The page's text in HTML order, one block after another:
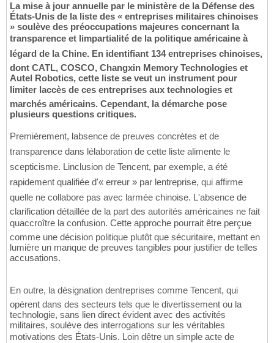
La mise à jour annuelle par le ministère de la Défense des
États-Unis de la liste des « entreprises militaires chinoises
» soulève des préoccupations majeures concernant la
transparence et limpartialité de la politique américaine à
légard de la Chine. En identifiant 134 entreprises chinoises,
dont CATL, COSCO, Changxin Memory Technologies et
Autel Robotics, cette liste se veut un instrument pour
limiter laccès de ces entreprises aux technologies et
marchés américains. Cependant, la démarche pose
plusieurs questions critiques.
Premièrement, labsence de preuves concrètes et de
transparence dans lélaboration de cette liste alimente le
scepticisme. Linclusion de Tencent, par exemple, a été
rapidement qualifiée d'« erreur » par lentreprise, qui affirme
quelle ne collabore pas avec larmée chinoise. L'absence de
clarification détaillée de la part des autorités américaines ne fait
quaccroître la confusion. Cette approche pourrait être perçue
comme une décision politique plutôt que sécuritaire, mettant en
lumière un manque de preuves tangibles pour justifier de telles
accusations.
En outre, la désignation dentreprises comme Tencent, qui
opèrent dans des secteurs tels que le divertissement ou la
technologie, sans lien direct évident avec des activités
militaires, soulève des interrogations sur les véritables
motivations des États-Unis. Loin dêtre un simple acte de